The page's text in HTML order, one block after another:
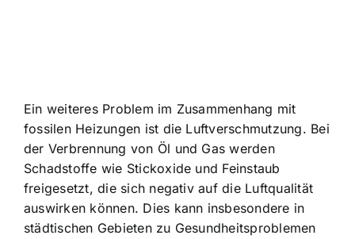
Ein weiteres Problem im Zusammenhang mit
fossilen Heizungen ist die Luftverschmutzung. Bei
der Verbrennung von Öl und Gas werden
Schadstoffe wie Stickoxide und Feinstaub
freigesetzt, die sich negativ auf die Luftqualität
auswirken können. Dies kann insbesondere in
städtischen Gebieten zu Gesundheitsproblemen